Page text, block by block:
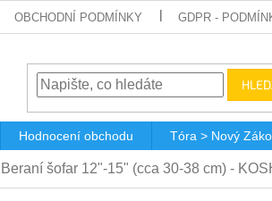
OBCHODNÍ PODMÍNKY GDPR -
Hodnocení obchodu Tóra > Nový
Beraní šofar 12"-15" (cca 30-38 cm) -